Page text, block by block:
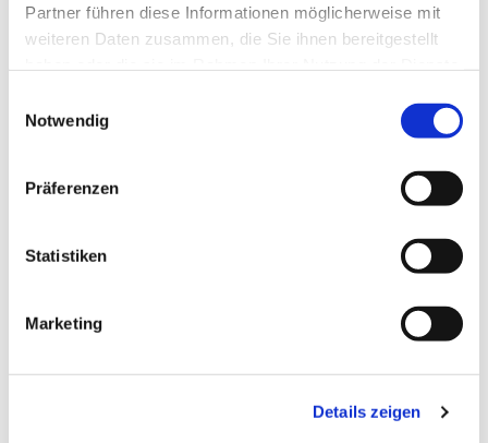
Partner führen diese Informationen möglicherweise mit
weiteren Daten zusammen, die Sie ihnen bereitgestellt
Notwendig
Präferenzen
Statistiken
Marketing
Details zeigen